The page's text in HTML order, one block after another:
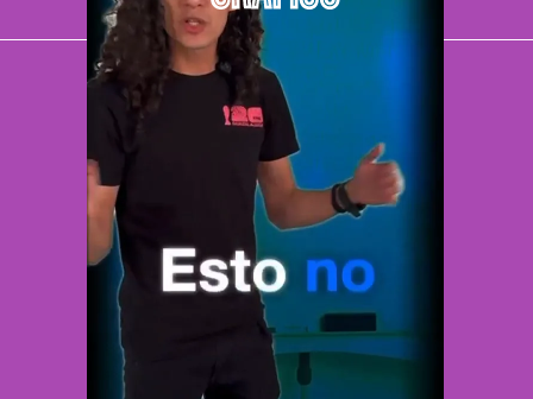
El Universal
Vive USA
Clase
De 10 sports
DeDinero
Confabulario